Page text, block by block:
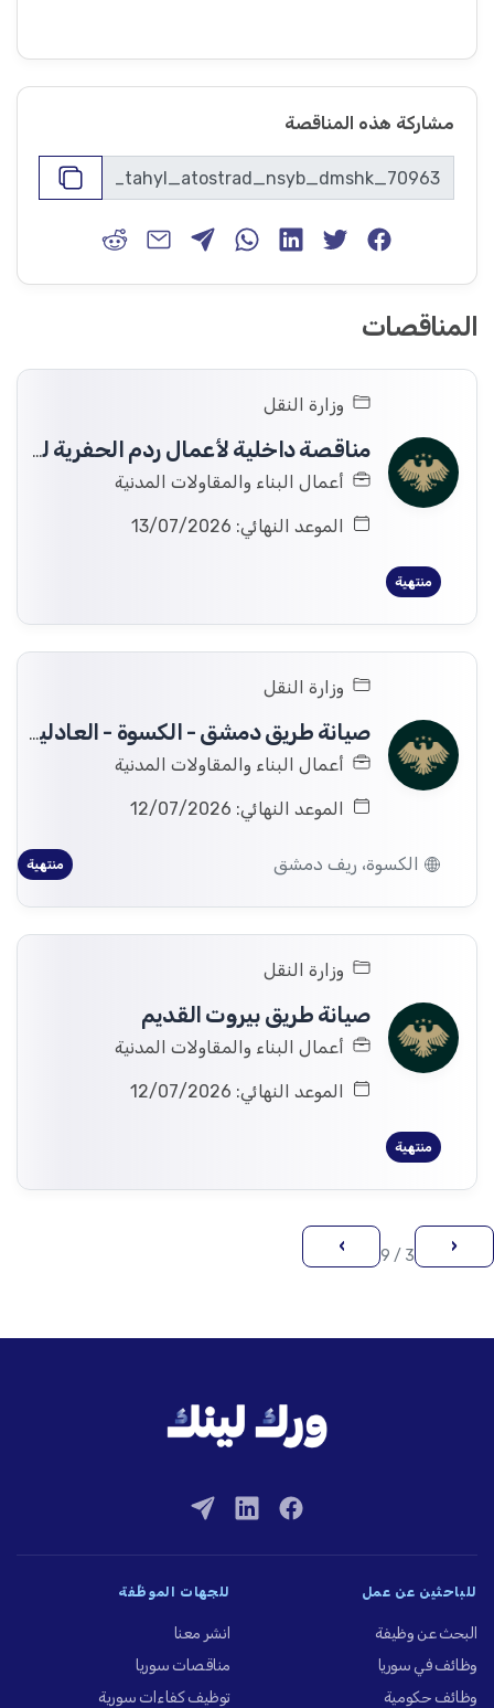
مشاركة هذه المناقصة
المناقصات
وزارة النقل
مناقصة داخلية لأعمال ردم الحفرية لطريق تل شهاب – الياذودة بطول /٢/ كم و بعرض /٢/ م
أعمال البناء والمقاولات المدنية
الموعد النهائي: 13/07/2026
منتهية
وزارة النقل
صيانة طريق دمشق - الكسوة - العادلية - الحرجلة
أعمال البناء والمقاولات المدنية
الموعد النهائي: 12/07/2026
الكسوة، ريف دمشق منتهية
وزارة النقل
صيانة طريق بيروت القديم
أعمال البناء والمقاولات المدنية
الموعد النهائي: 12/07/2026
منتهية
‹
3 / 9
›
للباحثين عن عمل
البحث عن وظيفة
وظائف في سوريا
وظائف حكومية
للجهات الموظِّفة
انشر معنا
مناقصات سوريا
توظيف كفاءات سورية